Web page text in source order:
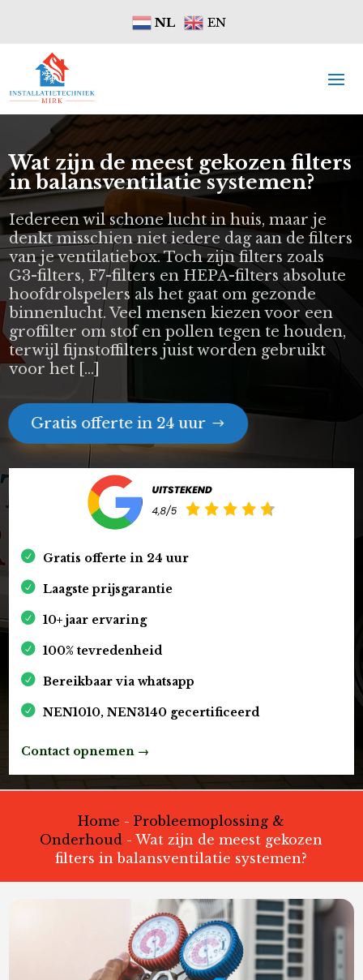
NL EN
Wat zijn de meest gekozen filters
in balansventilatie systemen?
Iedereen wil schone lucht in huis, maar je
denkt misschien niet iedere dag aan de filters
van je ventilatiebox. Toch zijn filters zoals
G3-filters, F7-filters en HEPA-filters absolute
hoofdrolspelers als het gaat om gezonde
binnenlucht. Veel mensen kiezen voor een
groffilter om stof en pollen tegen te houden,
terwijl fijnstoffilters juist worden gebruikt
voor het […]
Gratis offerte in 24 uur
Gratis offerte in 24 uur
Laagste prijsgarantie
10+ jaar ervaring
100% tevredenheid
Bereikbaar via whatsapp
NEN1010, NEN3140 gecertificeerd
Contact opnemen →
Home -Probleemoplossing &
Onderhoud -Wat zijn de meest gekozen
filters in balansventilatie systemen?